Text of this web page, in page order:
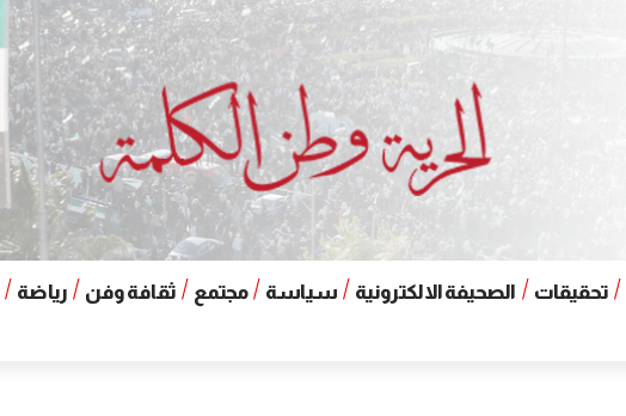
تحقيقات الصحيفة الالكترونية سياسة مجتمع ثقافة وفن رياضة